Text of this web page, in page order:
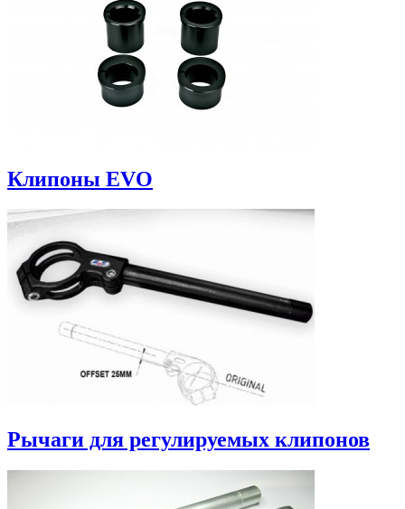
Клипоны EVO
Рычаги для регулируемых клипонов